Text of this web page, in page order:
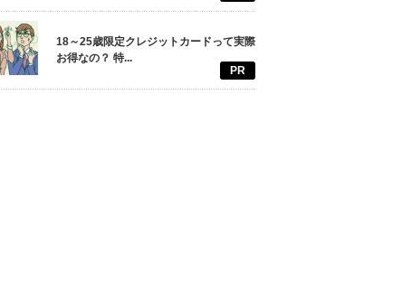
18～25歳限定クレジットカードって実際
お得なの？ 特...
PR